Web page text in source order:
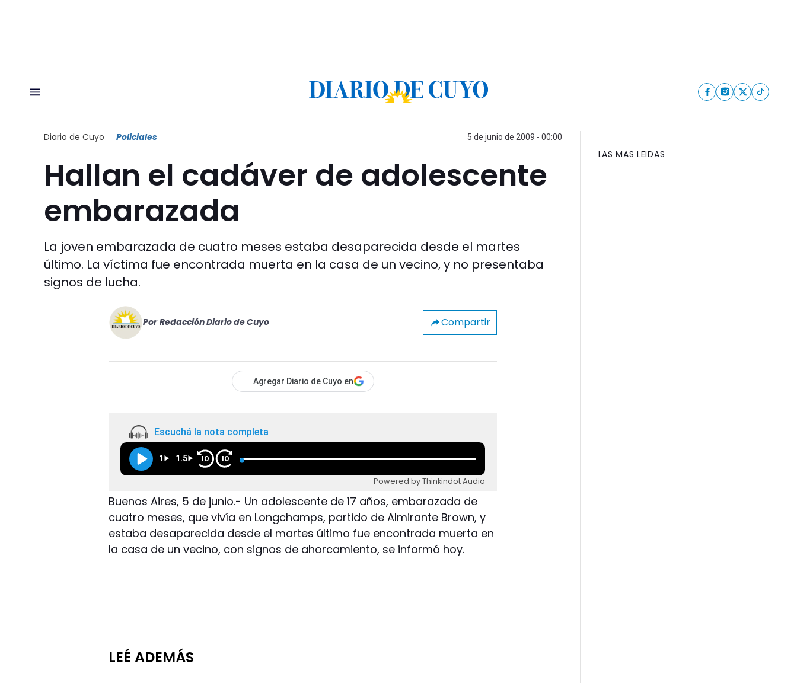
Diario de Cuyo Policiales 5 de junio de 2009 - 00:00
Hallan el cadáver de adolescente
embarazada
La joven embarazada de cuatro meses estaba desaparecida desde el martes
último. La víctima fue encontrada muerta en la casa de un vecino, y no presentaba
signos de lucha.
Por Redacción Diario de Cuyo Compartir
Agregar Diario de Cuyo en
Escuchá la nota completa
1 1.5 10 10
Powered by Thinkindot Audio
Buenos Aires, 5 de junio.- Un adolescente de 17 años, embarazada de
cuatro meses, que vivía en Longchamps, partido de Almirante Brown, y
estaba desaparecida desde el martes último fue encontrada muerta en
la casa de un vecino, con signos de ahorcamiento, se informó hoy.
LEÉ ADEMÁS
LAS MAS LEIDAS